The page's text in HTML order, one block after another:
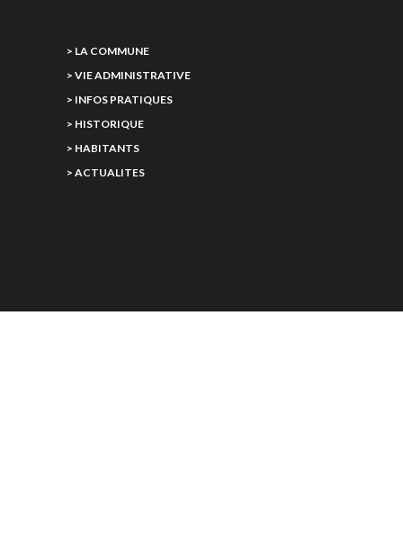
> LA COMMUNE
> VIE ADMINISTRATIVE
> INFOS PRATIQUES
> HISTORIQUE
> HABITANTS
> ACTUALITES